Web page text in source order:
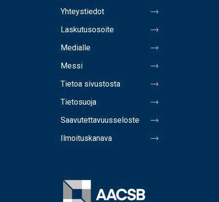
Yhteystiedot
Laskutusosoite
Medialle
Messi
Tietoa sivustosta
Tietosuoja
Saavutettavuusseloste
Ilmoituskanava
Image